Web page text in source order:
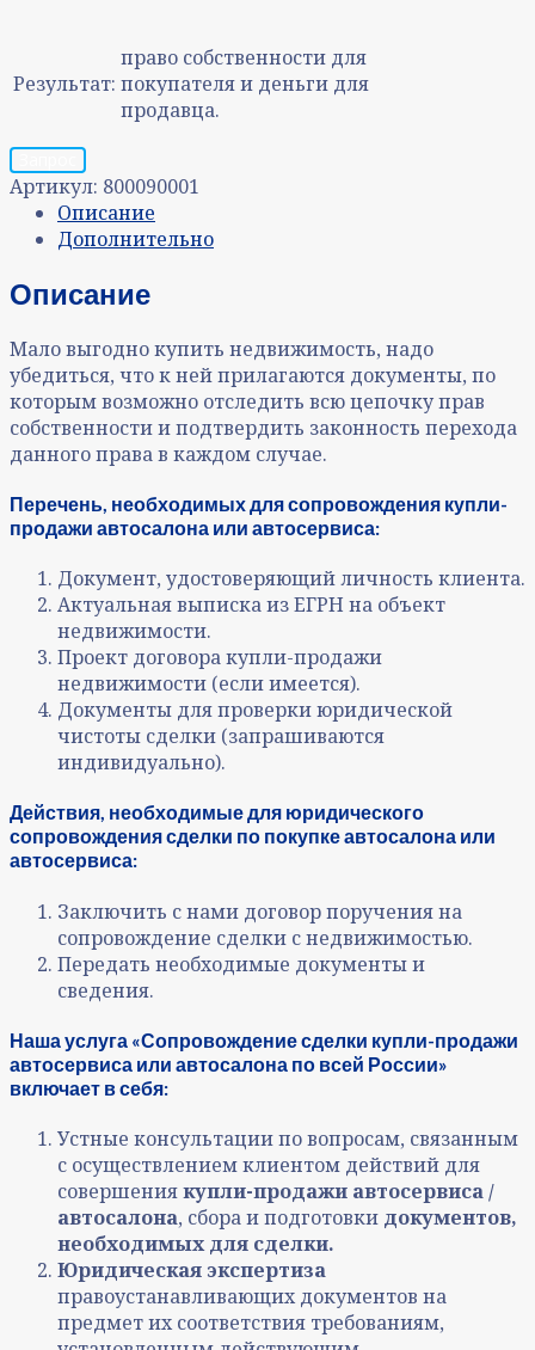
Результат:
право собственности для
покупателя и деньги для
продавца.
Артикул: 800090001
Описание
Дополнительно
Описание
Мало выгодно купить недвижимость, надо
убедиться, что к ней прилагаются документы, по
которым возможно отследить всю цепочку прав
собственности и подтвердить законность перехода
данного права в каждом случае.
Перечень, необходимых для сопровождения купли-
продажи автосалона или автосервиса:
Документ, удостоверяющий личность клиента.
Актуальная выписка из ЕГРН на объект
недвижимости.
Проект договора купли-продажи
недвижимости (если имеется).
Документы для проверки юридической
чистоты сделки (запрашиваются
индивидуально).
Действия, необходимые для юридического
сопровождения сделки по покупке автосалона или
автосервиса:
Заключить с нами договор поручения на
сопровождение сделки с недвижимостью.
Передать необходимые документы и
сведения.
Наша услуга «Сопровождение сделки купли-продажи
автосервиса или автосалона по всей России»
включает в себя:
Устные консультации по вопросам, связанным
с осуществлением клиентом действий для
совершениякупли-продажи автосервиса /
автосалона, сбора и подготовки документов,
необходимых для сделки.
Юридическая экспертиза
правоустанавливающих документов на
предмет их соответствия требованиям,